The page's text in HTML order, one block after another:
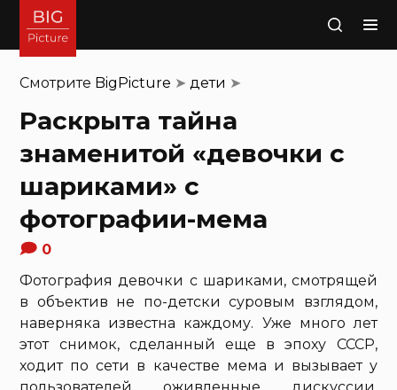
Поиск
Смотрите BigPicture ➤дети ➤
Раскрыта тайна
знаменитой «девочки с
шариками» с
фотографии-мема
0
Фотография девочки с шариками, смотрящей
в объектив не по-детски суровым взглядом,
наверняка известна каждому. Уже много лет
этот снимок, сделанный еще в эпоху СССР,
ходит по сети в качестве мема и вызывает у